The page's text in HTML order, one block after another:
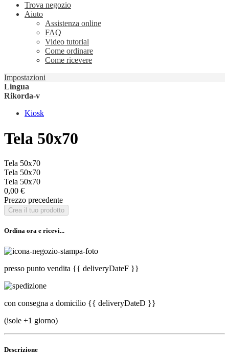
Trova negozio
Aiuto
Assistenza online
FAQ
Video tutorial
Come ordinare
Come ricevere
Impostazioni
Lingua
Rikorda-v
Kiosk
Tela 50x70
Tela 50x70
Tela 50x70
Tela 50x70
0,00 €
Prezzo precedente
Crea il tuo prodotto
Ordina ora e ricevi...
presso punto vendita {{ deliveryDateF }}
con consegna a domicilio {{ deliveryDateD }}
(isole +1 giorno)
Descrizione